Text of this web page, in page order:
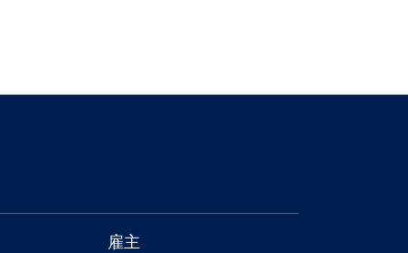
雇主